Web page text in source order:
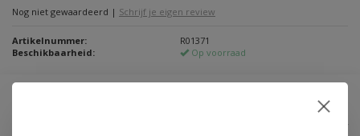
Nog niet gewaardeerd | Schrijf je eigen review
Artikelnummer:
R01371
Beschikbaarheid:
Op voorraad
€5,40